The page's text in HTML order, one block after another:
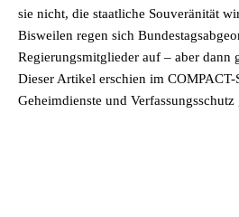
sie nicht, die staatliche Souveränität
Bisweilen regen sich
Regierungsmitglieder auf – aber dann
Dieser Artikel erschien im COMPACT-
Geheimdienste und